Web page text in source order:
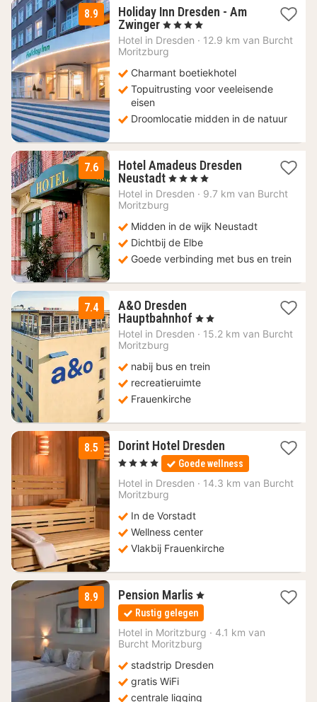
8.9
Holiday Inn Dresden - Am
Zwinger 1
nacht
vanaf
125,08
€
, 4 Sterren
Hotel in Dresden · 12.9 km van Burcht
Moritzburg
Charmant boetiekhotel
Topuitrusting voor veeleisende
eisen
Droomlocatie midden in de natuur
7.6
Hotel Amadeus Dresden
Neustadt 1
nacht
vanaf
126,14
€
, 4 Sterren
Hotel in Dresden · 9.7 km van Burcht
Moritzburg
Midden in de wijk Neustadt
Dichtbij de Elbe
Goede verbinding met bus en trein
7.4
A&O Dresden
Hauptbahnhof 2
nachten
€
, 2 Sterren
Hotel in Dresden · 15.2 km van Burcht
Moritzburg
nabij bus en trein
recreatieruimte
Frauenkirche
8.5 Dorint Hotel Dresden1
nacht
vanaf
84,91
, 4 Sterren Goede wellness
Hotel in Dresden · 14.3 km van Burcht
Moritzburg
In de Vorstadt
Wellness center
Vlakbij Frauenkirche
8.9 Pension Marlis 1
nacht
vanaf
90
€
, 1 Sterren
Rustig gelegen
Hotel in Moritzburg · 4.1 km van
Burcht Moritzburg
stadstrip Dresden
gratis WiFi
centrale ligging